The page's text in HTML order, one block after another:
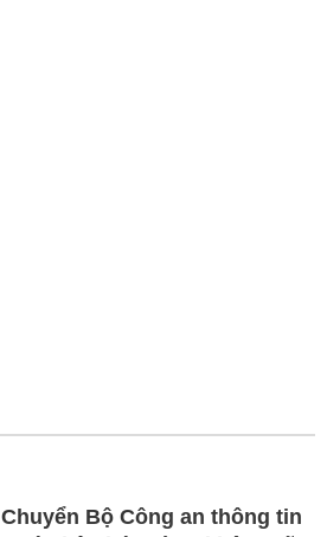
Chuyển Bộ Công an thông tin